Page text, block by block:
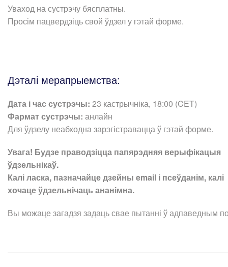
Уваход на сустрэчу бясплатны.
Просім пацвердзіць свой ўдзел у гэтай форме.
Дэталі мерапрыемства:
Дата і час сустрэчы: 23 кастрычніка, 18:00 (CET)
Фармат сустрэчы: анлайн
Для ўдзелу неабходна зарэгістравацца ў гэтай форме.
Увага! Будзе праводзіцца папярэдняя верыфікацыя
ўдзельнікаў.
Калі ласка, пазначайце дзейны email і псеўданім, калі
хочаце ўдзельнічаць ананімна.
Вы можаце загадзя задаць свае пытанні ў адпаведным